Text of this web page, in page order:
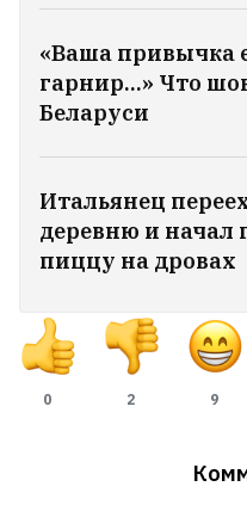
«Ваша привычка
гарнир…» Что
Беларуси
Итальянец
деревню и начал
пиццу на дровах
0 2 9
В горах
пропавших
двое белорусов.
пустой
Не только
— о TikTok, храпе
свободное время
Настасья
ехала на самокате
навстречу
Пальчис призвал